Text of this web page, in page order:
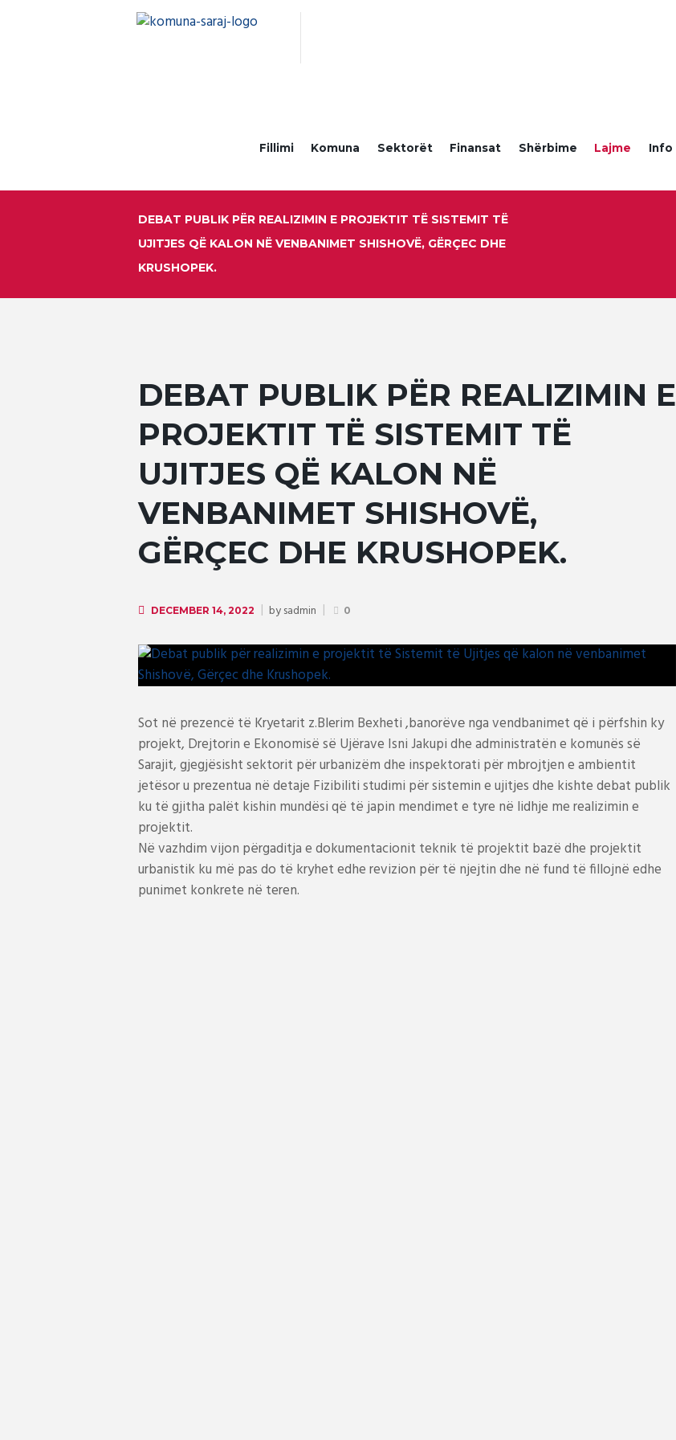
Fillimi Komuna Sektorët Finansat Shërbime Lajme Info
DEBAT PUBLIK PËR REALIZIMIN E PROJEKTIT TË SISTEMIT TË
UJITJES QË KALON NË VENBANIMET SHISHOVË, GËRÇEC DHE
KRUSHOPEK.
DEBAT PUBLIK PËR REALIZIMIN E
PROJEKTIT TË SISTEMIT TË
UJITJES QË KALON NË
VENBANIMET SHISHOVË,
GËRÇEC DHE KRUSHOPEK.
DECEMBER 14, 2022 bysadmin 0
Sot në prezencë të Kryetarit z.Blerim Bexheti ,banorëvе nga vendbanimet që i përfshin ky
projekt, Drejtorin e Ekonomisë së Ujërave Isni Jakupi dhe administratën e komunës së
Sarajit, gjegjësisht sektorit për urbanizëm dhe inspektorati për mbrojtjen e ambientit
jetësor u prezentua në detaje Fizibiliti studimi për sistemin e ujitjes dhe kishte debat publik
ku të gjitha palët kishin mundësi që të japin mendimet e tyre në lidhje me realizimin e
projektit.
Në vazhdim vijon përgaditja e dokumentacionit teknik të projektit bazë dhe projektit
urbanistik ku më pas do të kryhet edhe revizion për të njejtin dhe në fund të fillojnë edhe
punimet konkrete në teren.